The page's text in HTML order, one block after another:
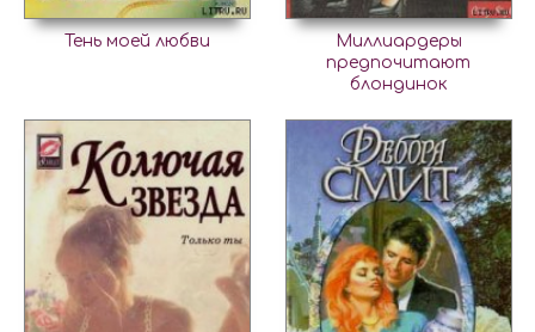
Тень моей любви
Миллиардеры
предпочитают
блондинок